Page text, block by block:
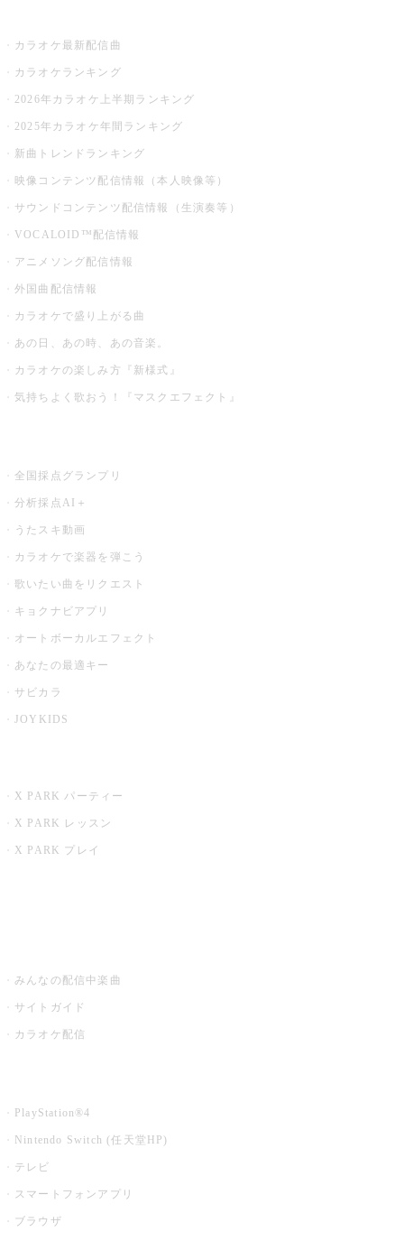
カラオケ最新配信曲
カラオケランキング
2026年カラオケ上半期ランキング
2025年カラオケ年間ランキング
新曲トレンドランキング
映像コンテンツ配信情報（本人映像等）
サウンドコンテンツ配信情報（生演奏等）
VOCALOID™配信情報
アニメソング配信情報
外国曲配信情報
カラオケで盛り上がる曲
あの日、あの時、あの音楽。
カラオケの楽しみ方『新様式』
気持ちよく歌おう！『マスクエフェクト』
全国採点グランプリ
分析採点AI＋
うたスキ動画
カラオケで楽器を弾こう
歌いたい曲をリクエスト
キョクナビアプリ
オートボーカルエフェクト
あなたの最適キー
サビカラ
JOYKIDS
X PARK パーティー
X PARK レッスン
X PARK プレイ
みんなの配信中楽曲
サイトガイド
カラオケ配信
PlayStation®4
Nintendo Switch (任天堂HP)
テレビ
スマートフォンアプリ
ブラウザ